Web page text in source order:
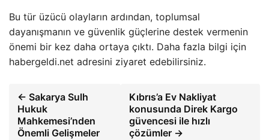
Bu tür üzücü olayların ardından, toplumsal
dayanışmanın ve güvenlik güçlerine destek vermenin
önemi bir kez daha ortaya çıktı. Daha fazla bilgi için
habergeldi.net adresini ziyaret edebilirsiniz.
← Sakarya Sulh
Hukuk
Mahkemesi’nden
Önemli Gelişmeler
Kıbrıs’a Ev Nakliyat
konusunda Direk Kargo
güvencesi ile hızlı
çözümler →